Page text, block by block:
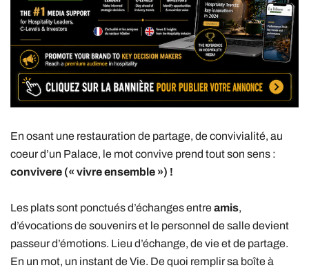
En osant une restauration de partage, de convivialité, au
coeur d’un Palace, le mot convive prend tout son sens :
convivere (« vivre ensemble ») !
Les plats sont ponctués d’échanges entreamis,
d’évocations de souvenirs et le personnel de salle devient
passeur d’émotions. Lieu d’échange, de vie et de partage.
En un mot, un instant de Vie. De quoi remplir sa boîte à